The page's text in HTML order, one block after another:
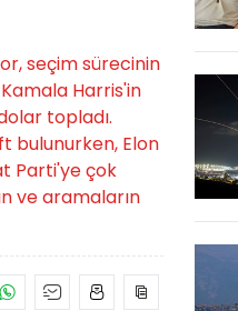
seçim sürecinin
Harris'in
topladı.
bulunurken, Elon
Parti'ye çok
ve aramaların